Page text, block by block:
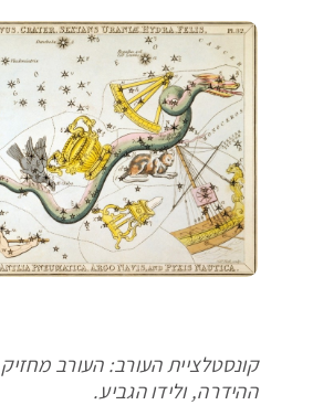
קונסטלציית העורב: העורב מחזיק
ההידרה, ולידו הגביע.